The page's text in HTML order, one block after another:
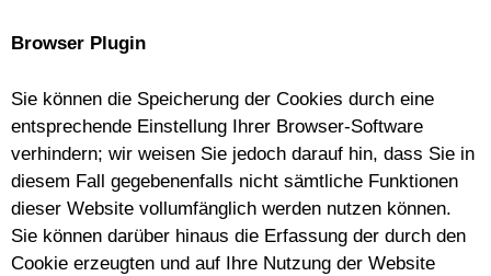
Browser Plugin
Sie können die Speicherung der Cookies durch eine
entsprechende Einstellung Ihrer Browser-Software
verhindern; wir weisen Sie jedoch darauf hin, dass Sie in
diesem Fall gegebenenfalls nicht sämtliche Funktionen
dieser Website vollumfänglich werden nutzen können.
Sie können darüber hinaus die Erfassung der durch den
Cookie erzeugten und auf Ihre Nutzung der Website